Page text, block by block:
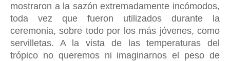
mostraron a la sazón extremadamente incómodos,
toda vez que fueron utilizados durante la
ceremonia, sobre todo por los más jóvenes, como
servilletas. A la vista de las temperaturas del
trópico no queremos ni imaginarnos el peso de